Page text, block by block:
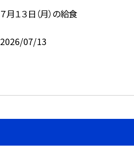
７月１３日（月）の給食
2026/07/13